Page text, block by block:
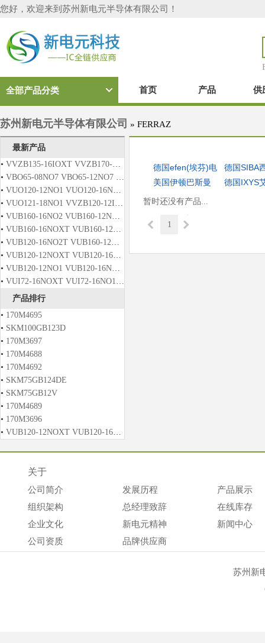
您好，欢迎来到苏州新电元半导体有限公司！
全部产品分类 首页 产品 供
苏州新电元半导体有限公司 » FERRAZ
最新产品
• VVZB135-16IOXT VVZB170-16IOXT
• VBO65-08NO7 VBO65-12NO7 VBO65-14NO7 VBO65-16NO7 VBO65-18NO7
• VUO120-12NO1 VUO120-16NO1 VUO120-12NO2T VUO120-16NO2T
• VUO121-18NO1 VVZB120-12IO1 VVZB120-12IO2 VVZB120-16IOX
• VUB160-16NO2 VUB160-12NO2T VUB160-16NO2T VUO121-16NO1
• VUB160-16NOXT VUB160-12NO1 VUB160-16NO1 VUB160-12NO2
• VUB120-16NO2T VUB160-12NOX VUB160-16NOX VUB160-12NOXT
• VUB120-12NOXT VUB120-16NOXT VUB120-12NO2T VUB120-14NO2T
• VUB120-12NO1 VUB120-16NO1 VUB120-12NO2 VUB120-16NO2
• VUI72-16NOXT VUI72-16NO1 VUO121-12NO1 VUO121-14NO1
产品排行
• 170M4695
• SKM100GB123D
• 170M3697
• 170M4688
• 170M4692
• SKM75GB124DE
• SKM75GB12V
• 170M4689
• 170M3696
• VUB120-12NOXT VUB120-16NOXT VUB120-12NO2T VUB120-14NO2T
德国efen(埃芬)电
器熔断器
德国SIBA
断器
美国伊顿巴斯曼
熔断器
德国IXYS
暂时还没有产品...
1
关于
公司简介
组织架构
企业文化
公司资质
发展历程
总经理致辞
新电元精神
品牌供应商
产品展示
在线库存
新闻中心
苏州新